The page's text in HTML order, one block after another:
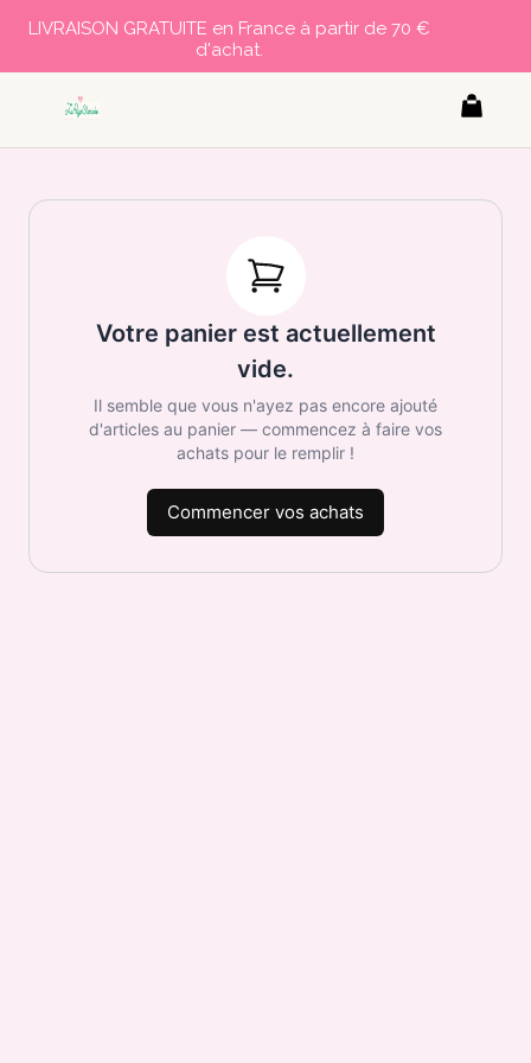
Votre panier est actuellement
vide.
Il semble que vous n'ayez pas encore ajouté
d'articles au panier — commencez à faire vos
achats pour le remplir !
Commencer vos achats
LIVRAISON GRATUITE en France à partir de 70 €
d'achat.